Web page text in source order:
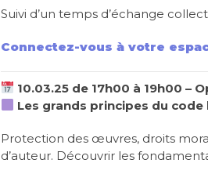
Suivi d’un temps d’échange
Connectez-vous à votre
10.03.25 de 17h00 à 19h00 –
Les grands principes du
Protection des œuvres, droits
d’auteur. Découvrir les